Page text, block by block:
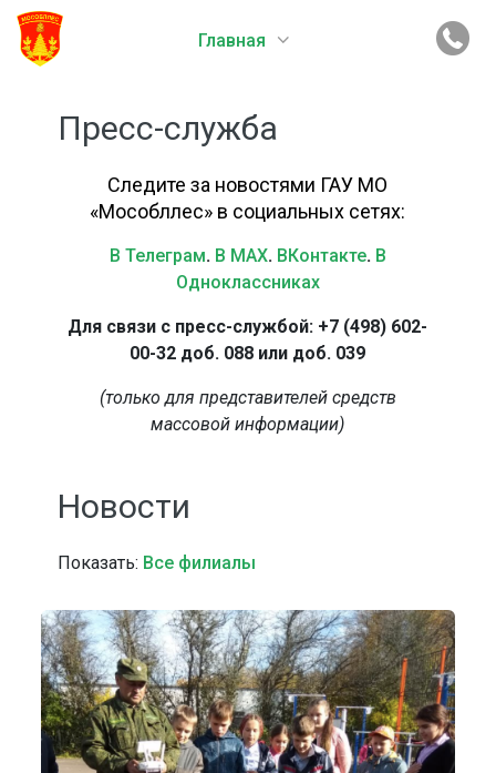
Главная
Пресс-служба
Следите за новостями ГАУ МО
«Мособллес» в социальных сетях:
В Телеграм. В MAX. ВКонтакте. В
Одноклассниках
Для связи с пресс-службой: +7 (498) 602-
00-32 доб. 088 или доб. 039
(только для представителей средств
массовой информации)
Новости
Показать: Все филиалы